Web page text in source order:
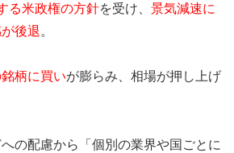
る米政権の方針を受け、 景気減速に
後退 。
柄に買いが膨らみ、相場が押し上げ
の配慮から「個別の業界や国ごとに